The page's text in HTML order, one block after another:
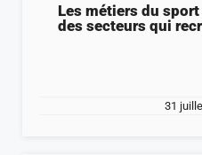
Les métiers du
des secteurs qui
31